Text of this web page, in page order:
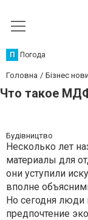
П Погода
Головна Бізнес
Что такое
Будівництво
Несколько лет
материалы для
они уступили
вполне
Но сегодня
предпочтение